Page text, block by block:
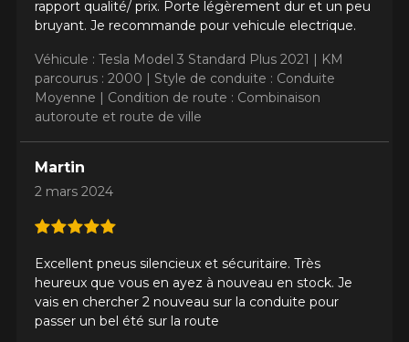
rapport qualité/ prix. Porte légèrement dur et un peu
bruyant. Je recommande pour vehicule electrique.
Véhicule : Tesla Model 3 Standard Plus 2021 |
KM
parcourus : 2000 | Style de conduite : Conduite
Moyenne | Condition de route : Combinaison
autoroute et route de ville
Martin
2 mars 2024
Excellent pneus silencieux et sécuritaire. Très
heureux que vous en ayez à nouveau en stock. Je
vais en chercher 2 nouveau sur la conduite pour
passer un bel été sur la route